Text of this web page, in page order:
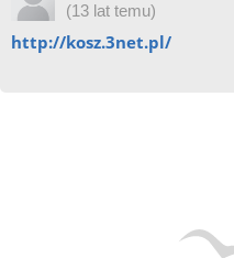
(13 lat temu)
http://kosz.3net.pl/